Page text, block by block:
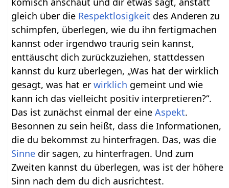
gleich über die Respektlosigkeit des Anderen zu
schimpfen, überlegen, wie du ihn fertigmachen
kannst oder irgendwo traurig sein kannst,
enttäuscht dich zurückzuziehen, stattdessen
kannst du kurz überlegen, „Was hat der wirklich
gesagt, was hat erwirklich gemeint und wie
kann ich das vielleicht positiv interpretieren?“.
Das ist zunächst einmal der eineAspekt.
Besonnen zu sein heißt, dass die Informationen,
die du bekommst zu hinterfragen. Das, was die
Sinne dir sagen, zu hinterfragen. Und zum
Zweiten kannst du überlegen, was ist der höhere
Sinn nach dem du dich ausrichtest.